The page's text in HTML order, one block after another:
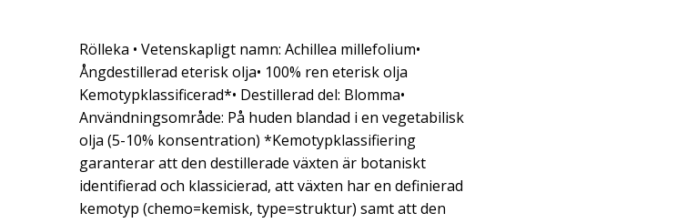
Rölleka • Vetenskapligt namn: Achillea millefolium•
Ångdestillerad eterisk olja• 100% ren eterisk olja
Kemotypklassificerad*• Destillerad del: Blomma•
Användningsområde: På huden blandad i en vegetabilisk
olja (5-10% konsentration) *Kemotypklassifiering
garanterar att den destillerade växten är botaniskt
identifierad och klassicierad, att växten har en definierad
kemotyp (chemo=kemisk, type=struktur) samt att den